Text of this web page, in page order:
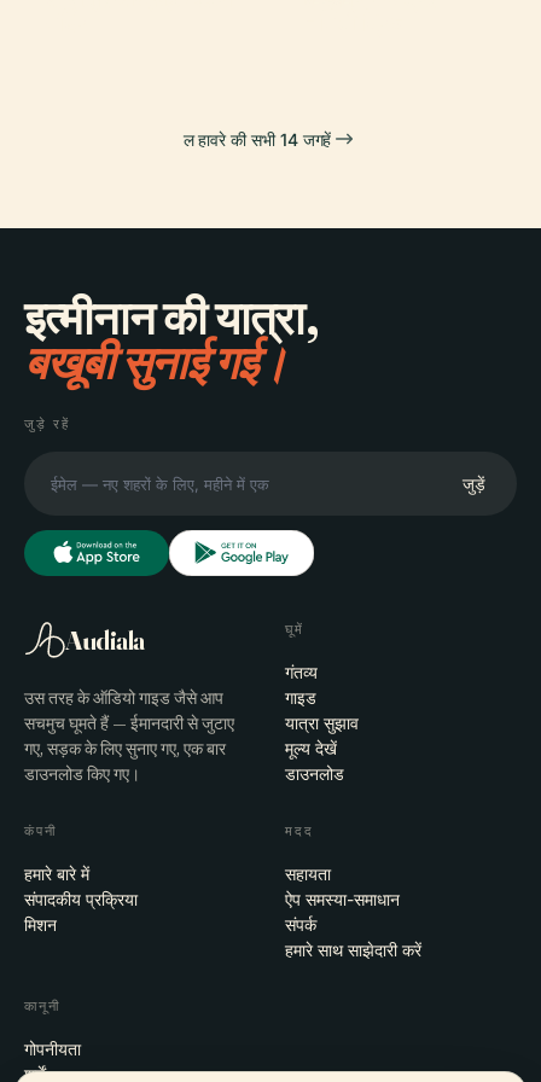
ल हावरे की सभी 14 जगहें
इत्मीनान की यात्रा,
बखूबी सुनाई गई।
जुड़े रहें
जुड़ें
Audiala
उस तरह के ऑडियो गाइड जैसे आप
सचमुच घूमते हैं — ईमानदारी से जुटाए
गए, सड़क के लिए सुनाए गए, एक बार
डाउनलोड किए गए।
घूमें
गंतव्य
गाइड
यात्रा सुझाव
मूल्य देखें
डाउनलोड
कंपनी
हमारे बारे में
संपादकीय प्रक्रिया
मिशन
मदद
सहायता
ऐप समस्या-समाधान
संपर्क
हमारे साथ साझेदारी करें
कानूनी
गोपनीयता
शर्तें